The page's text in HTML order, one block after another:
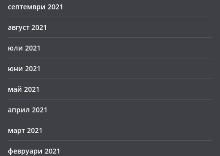
септември 2021
август 2021
юли 2021
юни 2021
май 2021
април 2021
март 2021
февруари 2021